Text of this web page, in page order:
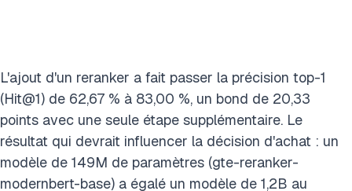
L'ajout d'un reranker a fait passer la précision top-1
(Hit@1) de 62,67 % à 83,00 %, un bond de 20,33
points avec une seule étape supplémentaire. Le
résultat qui devrait influencer la décision d'achat : un
modèle de 149M de paramètres (gte-reranker-
modernbert-base) a égalé un modèle de 1,2B au